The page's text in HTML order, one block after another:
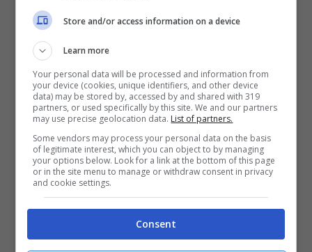
Contatto con positivo e nuove regole
La novità più rilevante del decreto riguarda chi ha
ricevuto recentemente la terza dose o dosedose
boostere per quanti hanno completato il ciclo
vaccinale dameno di 120 giorni: in caso di
asintomatici o asintomatici da almeno tre giorni. Al
termine della quarantena bisogna sottoporsi a un
tampone molecolare oppure antigenico e risultare
negativi.
Le
Store and/or access information on a device
Learn more
Your personal data will be processed and information from
your device (cookies, unique identifiers, and other device
data) may be stored by, accessed by and shared with 319
partners, or used specifically by this site. We and our partners
may use precise geolocation data. List of partners.
Some vendors may process your personal data on the basis
of legitimate interest, which you can object to by managing
your options below. Look for a link at the bottom of this page
or in the site menu to manage or withdraw consent in privacy
and cookie settings.
Consent